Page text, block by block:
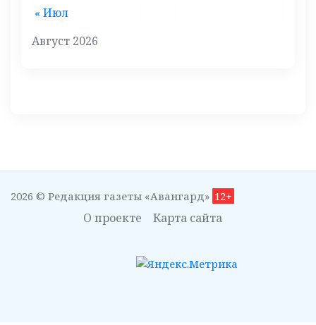
Август 2026
« Июл
2026 © Редакция газеты «Авангард» 12+
О проекте Карта сайта